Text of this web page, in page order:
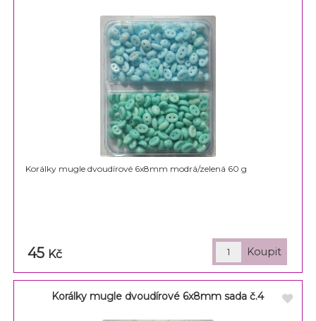
Korálky mugle dvoudírové 6x8mm modrá/zelená 60 g
45 Kč
Korálky mugle dvoudírové 6x8mm sada č.4